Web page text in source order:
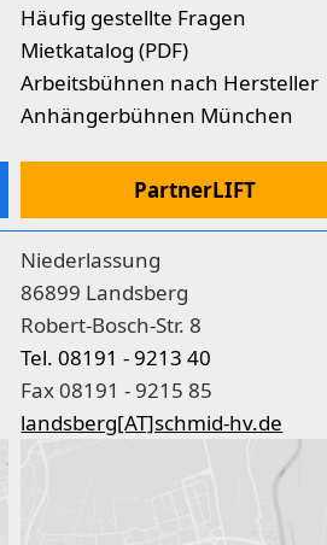
Häufig gestellte Fragen
Mietkatalog (PDF)
Arbeitsbühnen nach Hersteller
Anhängerbühnen München
PartnerLIFT
Niederlassung
86899 Landsberg
Robert-Bosch-Str. 8
Tel. 08191 - 9213 40
Fax 08191 - 9215 85
landsberg[AT]schmid-hv.de